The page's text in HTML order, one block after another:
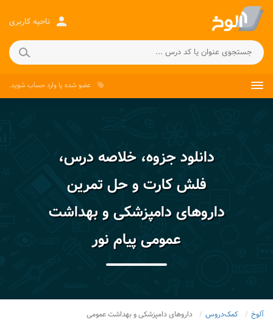
person ناحیه کاربری
local_offer عضو شده یاوارد حساب شوید.
دانلود جزوه، خلاصه درس،
فلش کارت و حل تمرین
داروهای دامپزشکی و بهداشت
عمومی پیام نور
آلوخ کمک‌دروس داروهای دامپزشکی و بهداشت عمومی